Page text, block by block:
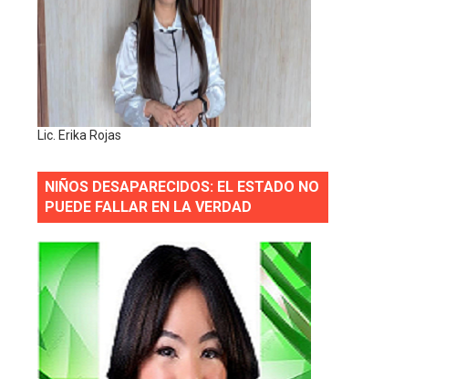
Lic. Erika Rojas
NIÑOS DESAPARECIDOS: EL ESTADO NO
PUEDE FALLAR EN LA VERDAD